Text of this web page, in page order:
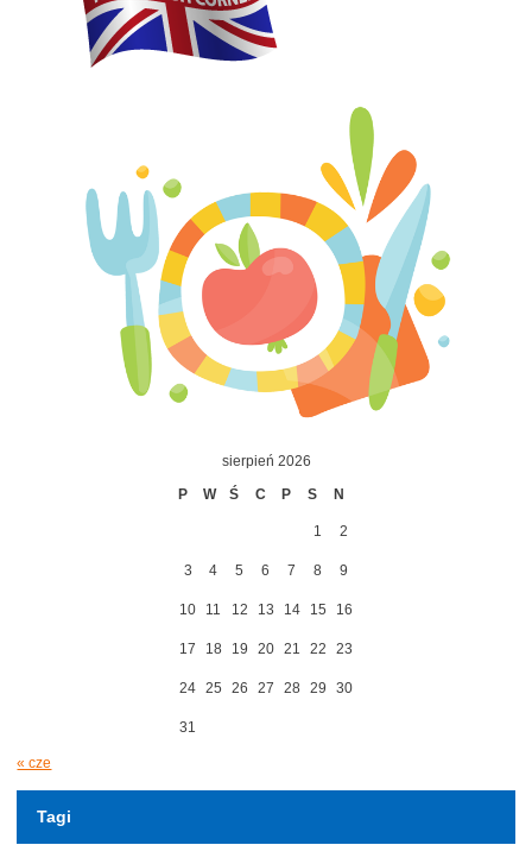
sierpień 2026
P
W Ś C P S N
1 2
3 4 5 6 7 8 9
10 11 12 13 14 15 16
17 18 19 20 21 22 23
24 25 26 27 28 29 30
31
« cze
Tagi